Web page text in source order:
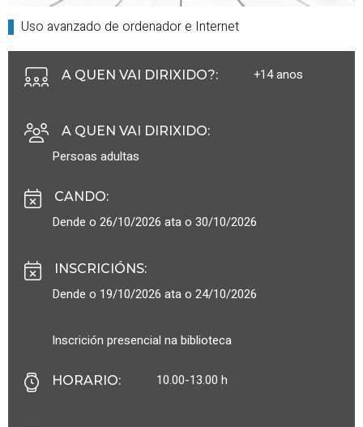
Uso avanzado de ordenador e Internet
A QUEN VAI DIRIXIDO?: +14 anos
A QUEN VAI DIRIXIDO:
Persoas adultas
CANDO:
Dende o 26/10/2026 ata o 30/10/2026
INSCRICIÓNS:
Dende o 19/10/2026 ata o 24/10/2026
Inscrición presencial na biblioteca
HORARIO: 10.00-13.00 h